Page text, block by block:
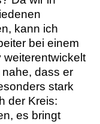
kann ich
bei einem
weiterentwickelt
dass er
stark
der Kreis:
es bringt